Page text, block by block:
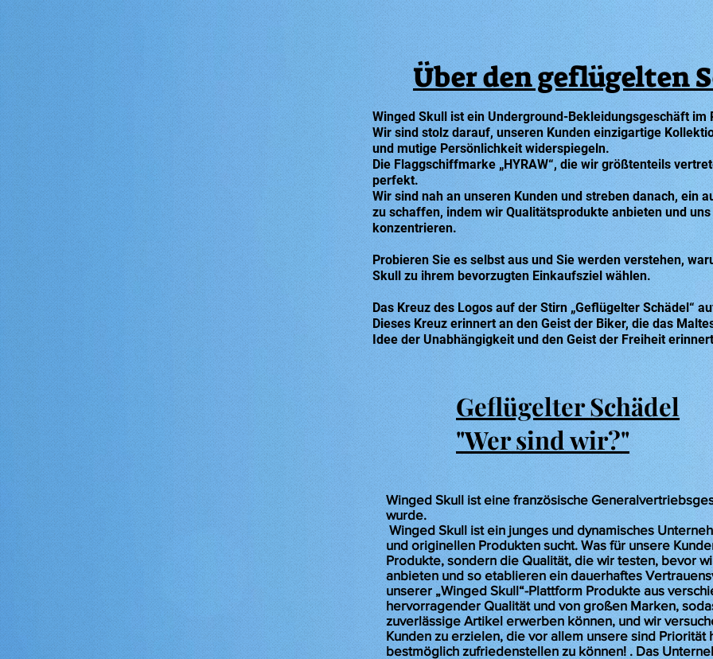
Über den geflügelten
Winged Skull ist ein Underground-Bekleidungsgeschäft im
Wir sind stolz darauf, unseren Kunden einzigartige
und mutige Persönlichkeit widerspiegeln.
Die Flaggschiffmarke „HYRAW“, die wir größtenteils
perfekt.
Wir sind nah an unseren Kunden und streben danach, ein
zu schaffen, indem wir Qualitätsprodukte anbieten und
konzentrieren.
Probieren Sie es selbst aus und Sie werden verstehen,
Skull zu ihrem bevorzugten Einkaufsziel wählen.
Das Kreuz des Logos auf der Stirn „Geflügelter Schädel“
Dieses Kreuz erinnert an den Geist der Biker, die das
Idee der Unabhängigkeit und den Geist der Freiheit
Geflügelter Schädel
"Wer sind wir?"
Winged Skull ist eine französische
Winged Skull ist ein junges und dynamisches
und originellen Produkten sucht. Was für unsere
Produkte, sondern die Qualität, die wir testen, bevor
anbieten und so etablieren ein dauerhaftes
unserer „Winged Skull“-Plattform Produkte aus
hervorragender Qualität und von großen Marken,
zuverlässige Artikel erwerben können, und wir
Kunden zu erzielen, die vor allem unsere sind Priorität
bestmöglich zufriedenstellen zu können! . Das